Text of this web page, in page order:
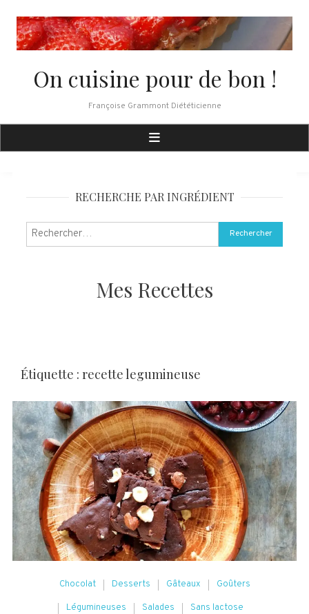
content
On cuisine pour de bon !
Françoise Grammont Diététicienne
Étiquette :recette legumineuse
Chocolat Desserts Gâteaux Goûters
Légumineuses Salades Sans lactose
RECHERCHE PAR INGRÉDIENT
Rechercher :
Mes Recettes